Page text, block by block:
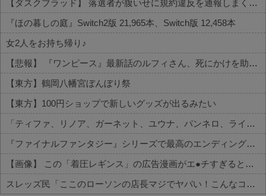
【ダスクブラッド】 落選者が腹いせに規約違反を通報しまくるという風潮
『ほの暮しの庭』Switch2版 21,965本、Switch版 12,458本
女2人をお持ち帰り♪
【悲報】 『ワンピース』最新話のルフィさん、死にかけを助けてもらったジジイに悪態を吐いてしまう…
【東方】鶴岡八幡宮ぼんぼり祭
【東方】100円ショップで新しいグッズが出るみたい
「ティファ、リノア、ガーネット、ユウナ、パンネロ、ライトニング、ジル」←誰が好き？
『ファイナルファンタジー』シリーズで最高のエンディングといえば
【画像】 この「着圧レギンス」の広告漫画がエ●チすぎると話題に
スレッズ民「ここのローソンの店長マジでヤバい！こんなコンビニ二度と行かない！」とブチギレ→被害者アピするも「ヤバイのはお前だよ」とツッコミ...